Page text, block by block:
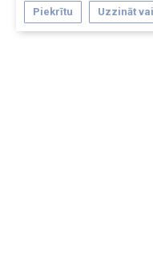
Piekrītu Uzzināt